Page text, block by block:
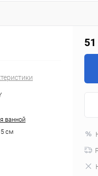
ванной
см